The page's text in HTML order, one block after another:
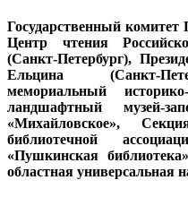
Государственный комитет
Центр чтения
(Санкт-Петербург),
Ельцина (Санкт-
мемориальный
ландшафтный музей-
«Михайловское»,
библиотечной
«Пушкинская
областная универсальная